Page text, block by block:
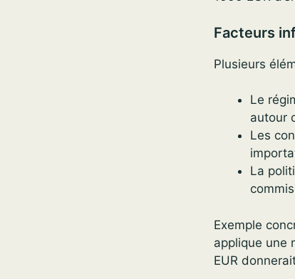
Facteurs
Plusieurs
Le
autour
Les
La
Exemple
applique une
EUR